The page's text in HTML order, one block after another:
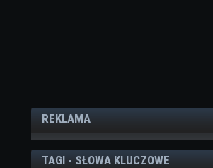
REKLAMA
TAGI - SŁOWA KLUCZOWE